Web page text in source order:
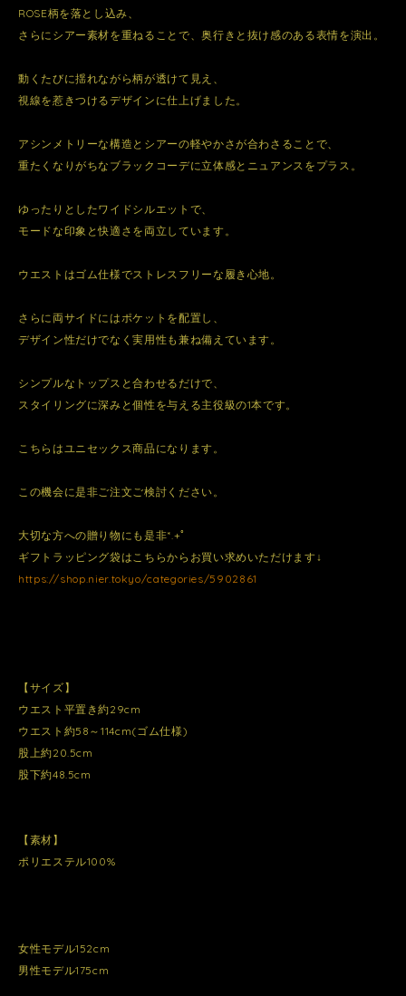
ROSE柄を落とし込み、
さらにシアー素材を重ねることで、奥行きと抜け感のある表情を演出。
動くたびに揺れながら柄が透けて見え、
視線を惹きつけるデザインに仕上げました。
アシンメトリーな構造とシアーの軽やかさが合わさることで、
重たくなりがちなブラックコーデに立体感とニュアンスをプラス。
ゆったりとしたワイドシルエットで、
モードな印象と快適さを両立しています。
ウエストはゴム仕様でストレスフリーな履き心地。
さらに両サイドにはポケットを配置し、
デザイン性だけでなく実用性も兼ね備えています。
シンプルなトップスと合わせるだけで、
スタイリングに深みと個性を与える主役級の1本です。
こちらはユニセックス商品になります。
この機会に是非ご注文ご検討ください。
大切な方への贈り物にも是非*.+ﾟ
ギフトラッピング袋はこちらからお買い求めいただけます↓
https://shop.nier.tokyo/categories/5902861
【サイズ】
ウエスト平置き約29cm
ウエスト約58～114cm(ゴム仕様)
股上約20.5cm
股下約48.5cm
【素材】
ポリエステル100%
女性モデル152cm
男性モデル175cm